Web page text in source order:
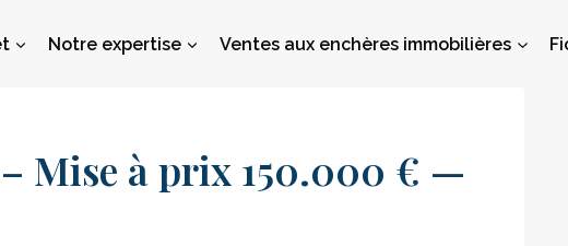
Notre expertise Ventes aux enchères immobilières
Mise à prix 150.000 € —